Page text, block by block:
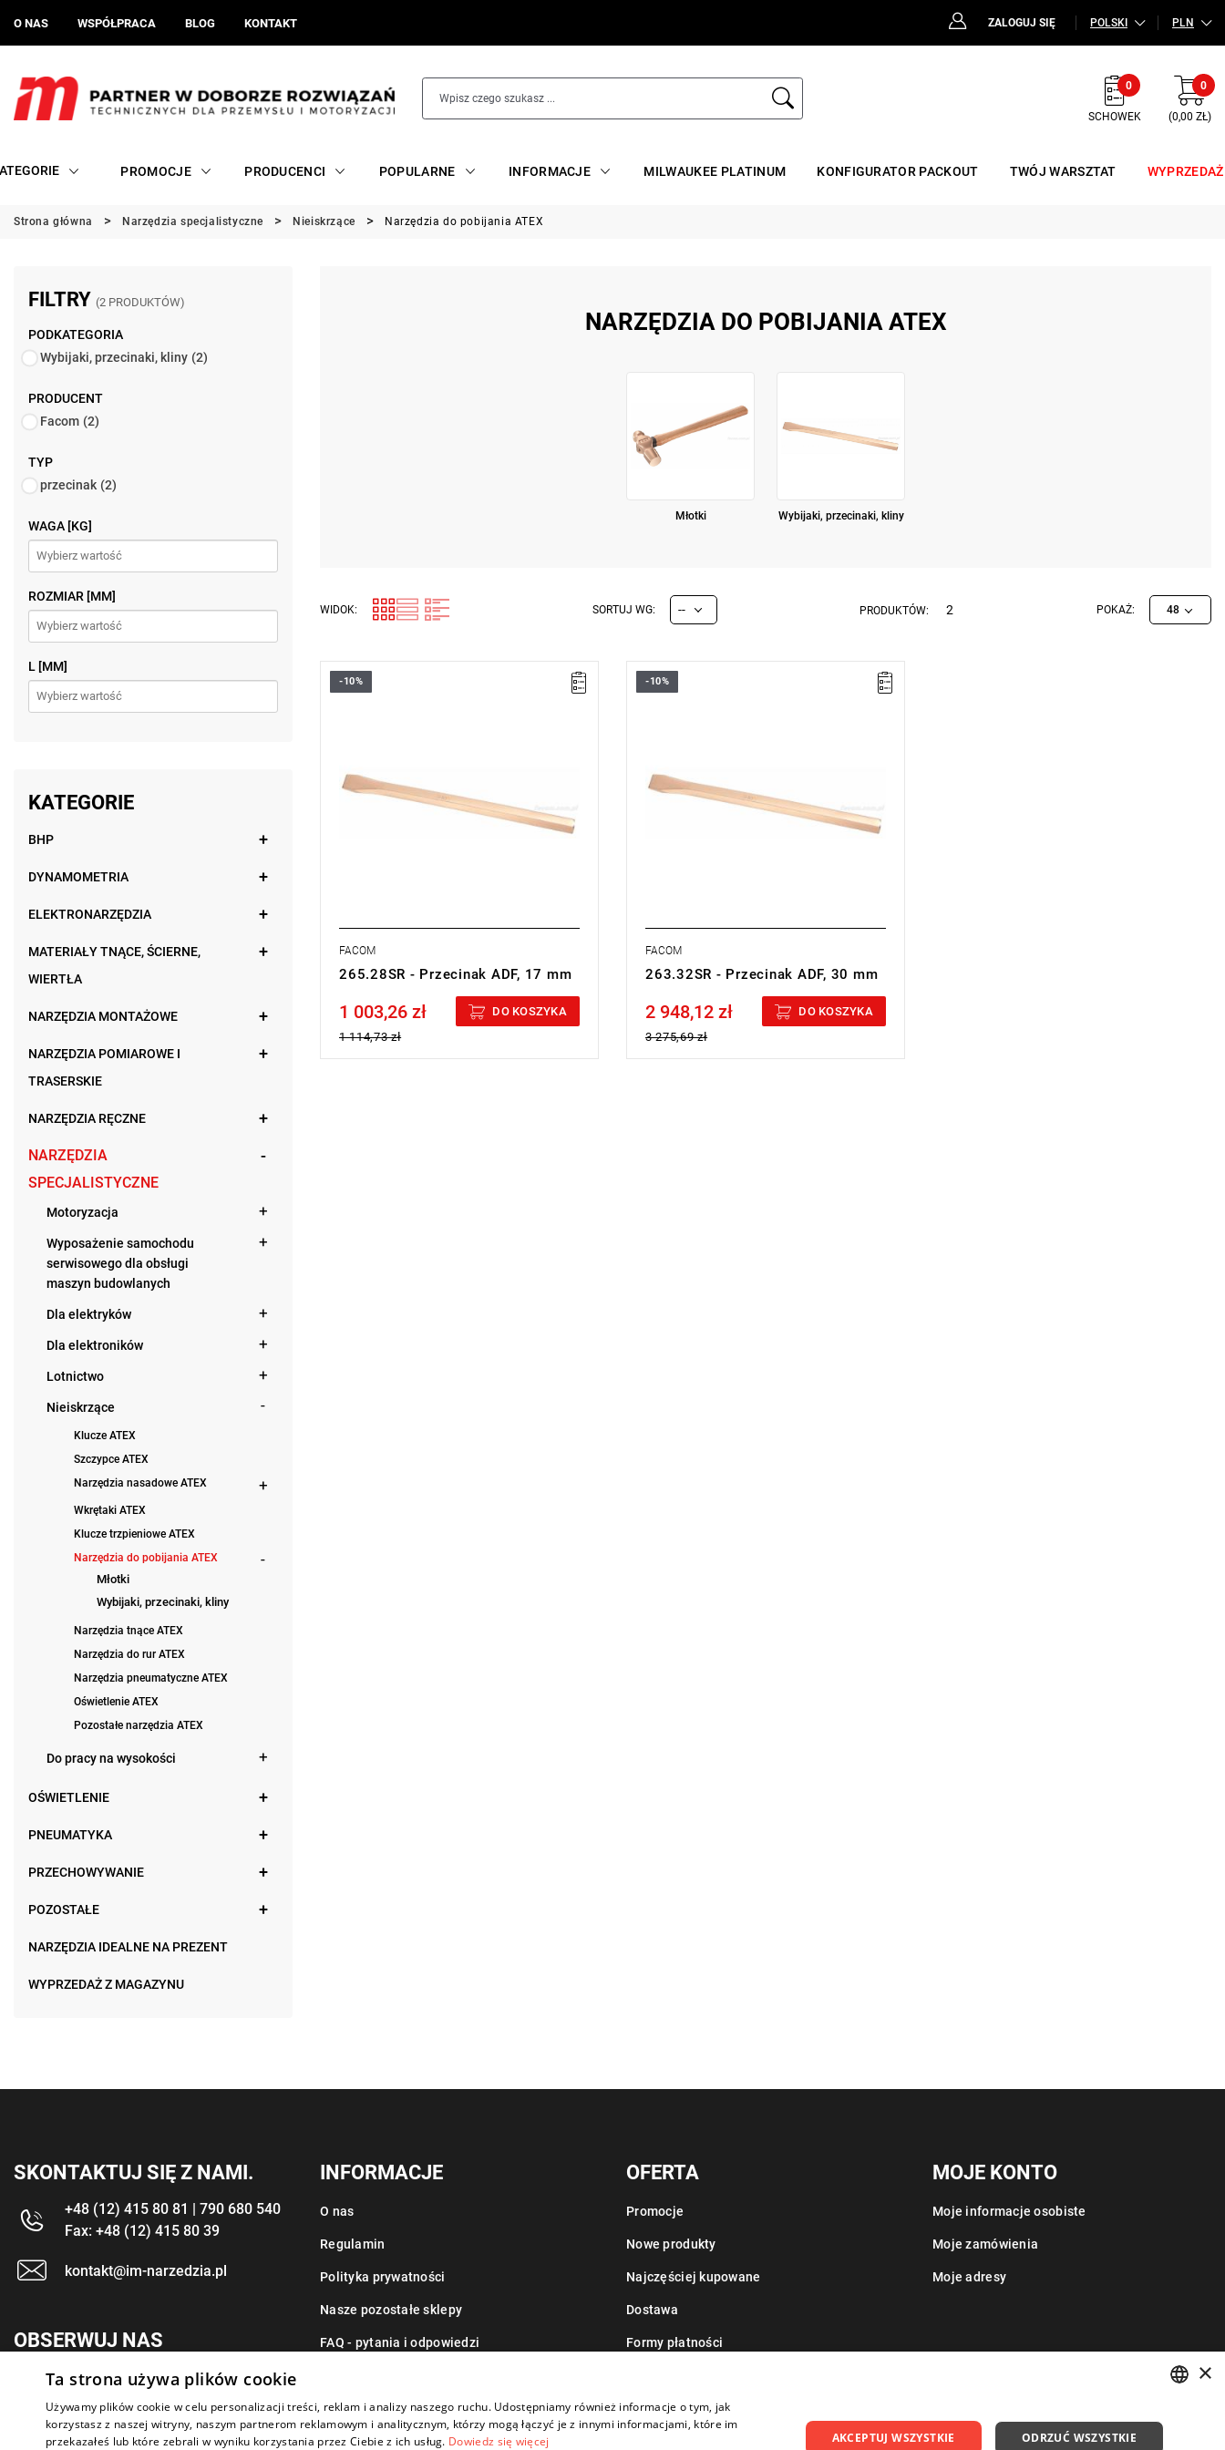
O NAS WSPÓŁPRACA BLOG KONTAKT ZALOGUJ SIĘ POLSKI PLN
0
SCHOWEK
0
(0,00 ZŁ)
PROMOCJE PRODUCENCI POPULARNE INFORMACJE MILWAUKEE PLATINUM KONFIGURATOR PACKOUT TWÓJ WARSZTAT WYPRZEDAŻ
Strona główna Narzędzia specjalistyczne Nieiskrzące Narzędzia do pobijania ATEX
FILTRY (2 PRODUKTÓW)
PODKATEGORIA
Wybijaki, przecinaki, kliny (2)
PRODUCENT
Facom (2)
TYP
przecinak (2)
WAGA [KG]
ROZMIAR [MM]
L [MM]
KATEGORIE
BHP
DYNAMOMETRIA
ELEKTRONARZĘDZIA
MATERIAŁY TNĄCE, ŚCIERNE,
WIERTŁA
NARZĘDZIA MONTAŻOWE
NARZĘDZIA POMIAROWE I
TRASERSKIE
NARZĘDZIA RĘCZNE
NARZĘDZIA
SPECJALISTYCZNE
Motoryzacja
Wyposażenie samochodu
serwisowego dla obsługi
maszyn budowlanych
Dla elektryków
Dla elektroników
Lotnictwo
Nieiskrzące
Klucze ATEX
Szczypce ATEX
Narzędzia nasadowe ATEX
Wkrętaki ATEX
Klucze trzpieniowe ATEX
Narzędzia do pobijania ATEX
Młotki
Wybijaki, przecinaki, kliny
Narzędzia tnące ATEX
Narzędzia do rur ATEX
Narzędzia pneumatyczne ATEX
Oświetlenie ATEX
Pozostałe narzędzia ATEX
Do pracy na wysokości
OŚWIETLENIE
PNEUMATYKA
PRZECHOWYWANIE
POZOSTAŁE
NARZĘDZIA IDEALNE NA PREZENT
WYPRZEDAŻ Z MAGAZYNU
NARZĘDZIA DO POBIJANIA ATEX
Młotki Wybijaki, przecinaki, kliny
WIDOK: SORTUJ WG: -- PRODUKTÓW: 2 POKAŻ: 48
Długość: 350 mm,
-10%
FACOM
265.28SR - Przecinak ADF, 17 mm
Price tax included
1 003,26 zł
1 114,73 zł
DO KOSZYKA
Długość: 300 mm,
-10%
FACOM
263.32SR - Przecinak ADF, 30 mm
Price tax included
2 948,12 zł
3 275,69 zł
DO KOSZYKA
SKONTAKTUJ SIĘ Z NAMI.
+48 (12) 415 80 81 | 790 680 540
Fax: +48 (12) 415 80 39
kontakt@im-narzedzia.pl
OBSERWUJ NAS
INFORMACJE
O nas
Regulamin
Polityka prywatności
Nasze pozostałe sklepy
FAQ - pytania i odpowiedzi
OFERTA
Promocje
Nowe produkty
Najczęściej kupowane
Dostawa
Formy płatności
MOJE KONTO
Moje informacje osobiste
Moje zamówienia
Moje adresy
POLISH
×
Ta strona używa plików cookie
Używamy plików cookie w celu personalizacji treści, reklam i analizy naszego ruchu. Udostępniamy również informacje o tym, jak
korzystasz z naszej witryny, naszym partnerom reklamowym i analitycznym, którzy mogą łączyć je z innymi informacjami, które im
przekazałeś lub które zebrali w wyniku korzystania przez Ciebie z ich usług. Dowiedz się więcej AKCEPTUJ WSZYSTKIE ODRZUĆ WSZYSTKIE